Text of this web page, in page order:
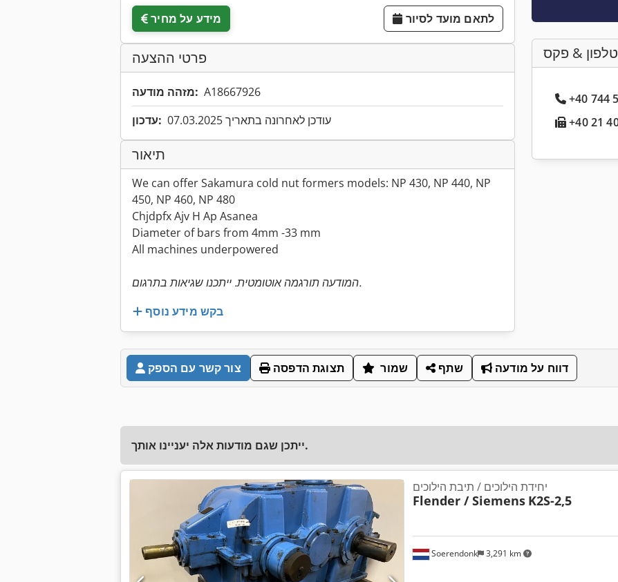
מידע על מחיר לתאם מועד לסיור
פרטי ההצעה
מזהה מודעה: A18667926
עדכון:
עודכן לאחרונה בתאריך 07.03.2025
תיאור
We can offer Sakamura cold nut formers models: NP 430, NP 440, NP
450, NP 460, NP 480
Chjdpfx Ajv H Ap Asanea
Diameter of bars from 4mm -33 mm
All machines underpowered
המודעה תורגמה אוטומטית. ייתכנו שגיאות בתרגום.
בקש מידע נוסף
טלפון & פקס
צור קשר עם הספק תצוגת הדפסה שמור שתף דווח על מודעה
ייתכן שגם מודעות אלה יעניינו אותך.
Soerendonk 3,291 km
יחידת הילוכים / תיבת הילוכים
Flender / Siemens K2S-2,5